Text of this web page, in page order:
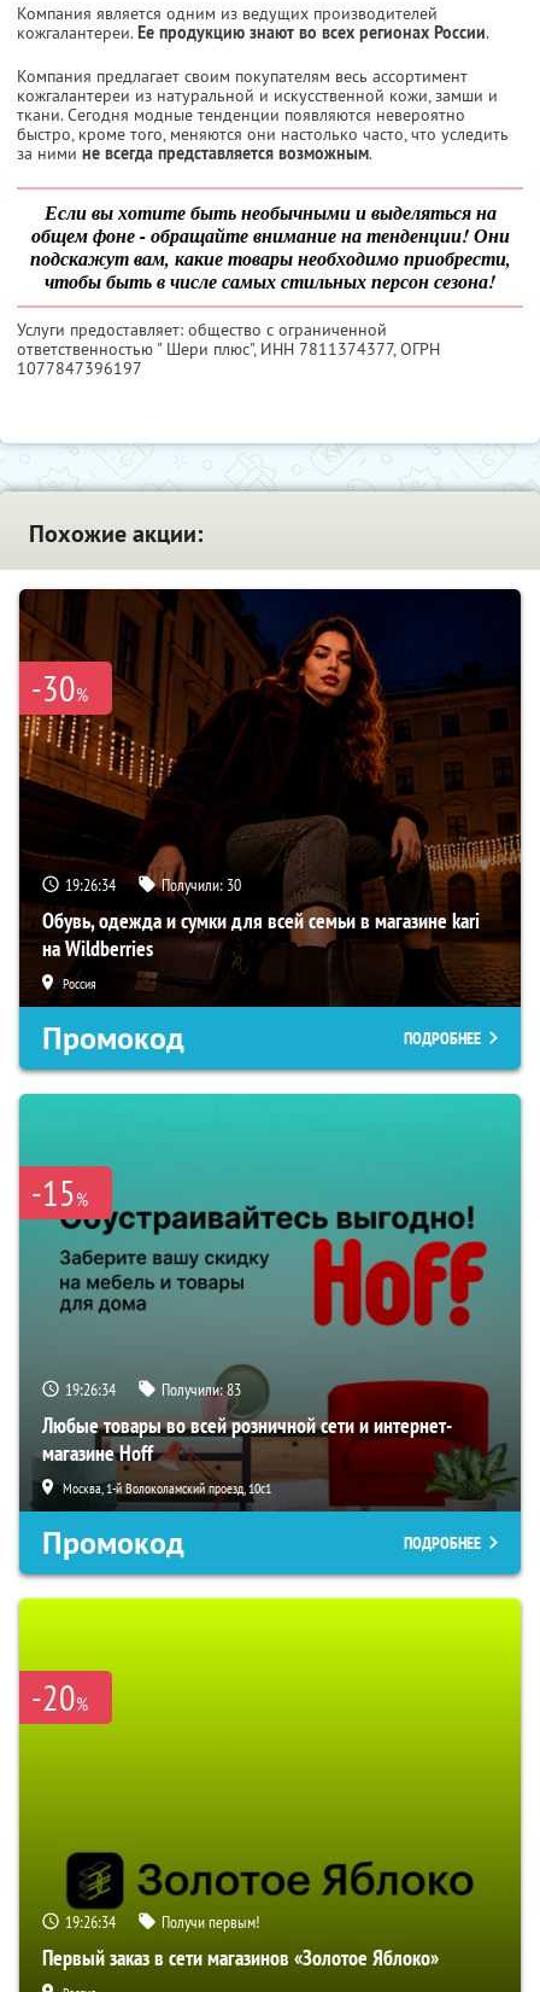
Компания является одним из ведущих производителей
кожгалантереи.Ее продукцию знают во всех регионах России.
Компания предлагает своим покупателям весь ассортимент
кожгалантереи из натуральной и искусственной кожи, замши и
ткани. Сегодня модные тенденции появляются невероятно
быстро, кроме того, меняются они настолько часто, что уследить
за ними не всегда представляется возможным.
Если вы хотите быть необычными и выделяться на
общем фоне - обращайте внимание на тенденции! Они
подскажут вам, какие товары необходимо приобрести,
чтобы быть в числе самых стильных персон сезона!
Услуги предоставляет: общество с ограниченной
ответственностью " Шери плюс", ИНН 7811374377, ОГРН
1077847396197
Похожие акции:
-30%
19:26:33 Получили: 30
Обувь, одежда и сумки для всей семьи в магазине kari
на Wildberries
Россия
Промокод ПОДРОБНЕЕ
-15%
19:26:33 Получили:83
Любые товары во всей розничной сети и интернет-
магазине Hoff
Москва, 1-й Волоколамский проезд, 10с1
Промокод ПОДРОБНЕЕ
-20%
19:26:33 Получи первым!
Первый заказ в сети магазинов «Золотое Яблоко»